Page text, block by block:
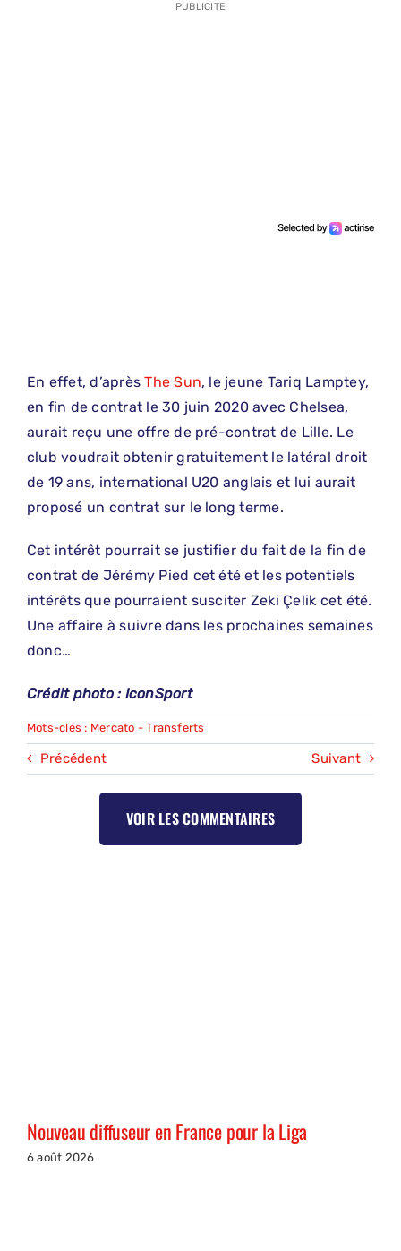
PUBLICITE
En effet, d’aprèsThe Sun, le jeune Tariq Lamptey,
en fin de contrat le 30 juin 2020 avec Chelsea,
aurait reçu une offre de pré-contrat de Lille. Le
club voudrait obtenir gratuitement le latéral droit
de 19 ans, international U20 anglais et lui aurait
proposé un contrat sur le long terme.
Cet intérêt pourrait se justifier du fait de la fin de
contrat de Jérémy Pied cet été et les potentiels
intérêts que pourraient susciter Zeki Çelik cet été.
Une affaire à suivre dans les prochaines semaines
donc…
Crédit photo : IconSport
Mots-clés : Mercato - Transferts
Précédent Suivant
VOIR LES COMMENTAIRES
Nouveau diffuseur en France pour la Liga
6 août 2026